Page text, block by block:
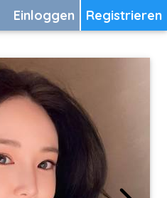
Registrieren
Einloggen